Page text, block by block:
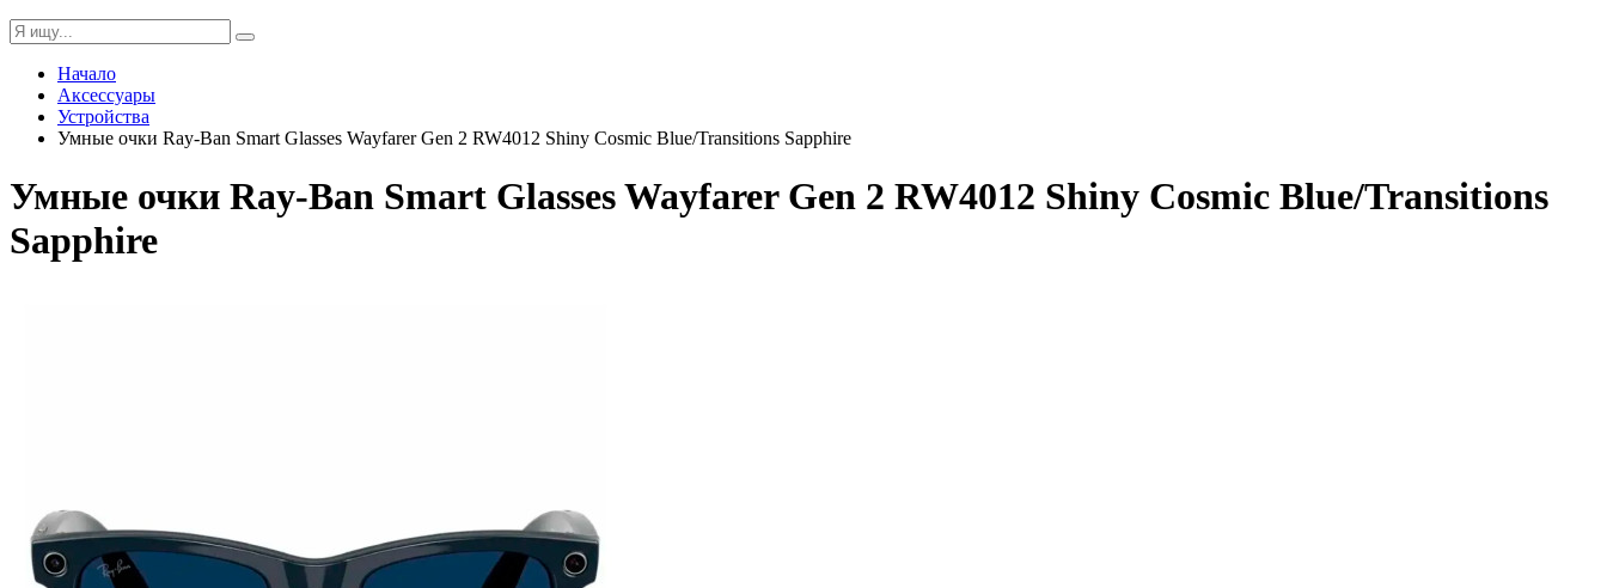
Начало
Аксессуары
Устройства
Умные очки Ray-Ban Smart Glasses Wayfarer Gen 2 RW4012 Shiny Cosmic Blue/Transitions Sapphire
Умные очки Ray-Ban Smart Glasses Wayfarer Gen 2 RW4012 Shiny Cosmic Blue/Transitions
Sapphire